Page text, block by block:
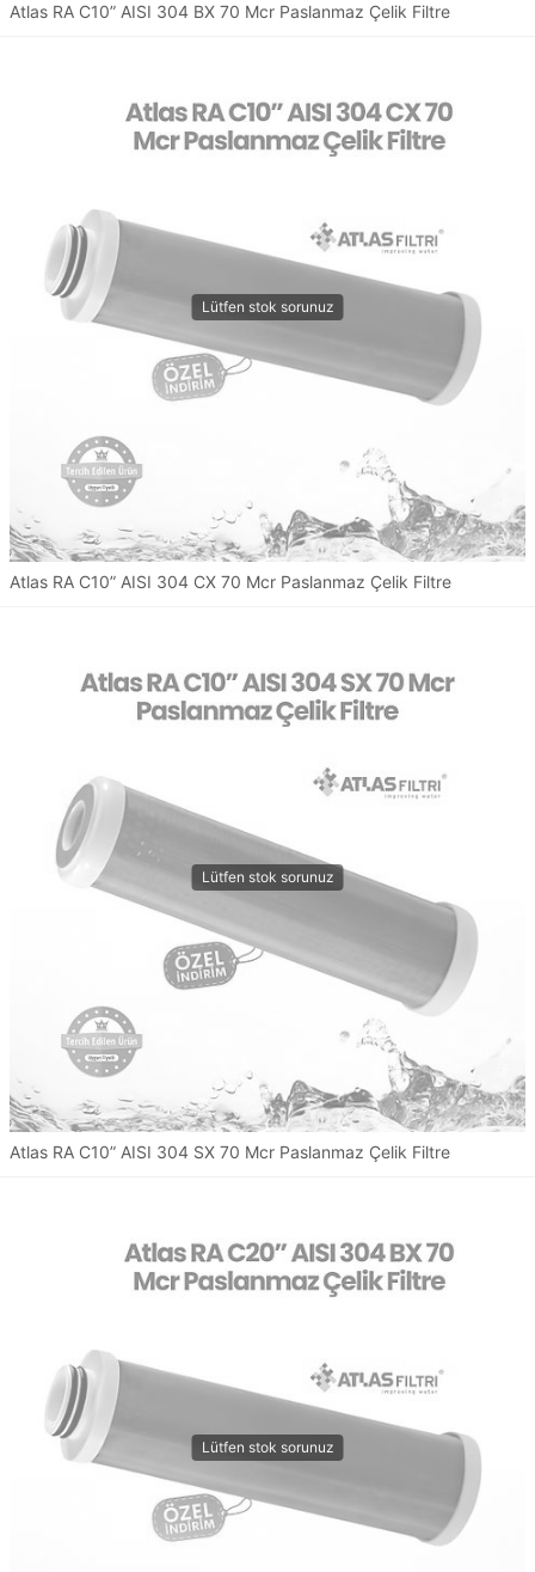
Atlas RA C10” AISI 304 BX 70 Mcr Paslanmaz Çelik Filtre
Atlas RA C10” AISI 304 CX 70 Mcr Paslanmaz Çelik Filtre
Atlas RA C10” AISI 304 SX 70 Mcr Paslanmaz Çelik Filtre